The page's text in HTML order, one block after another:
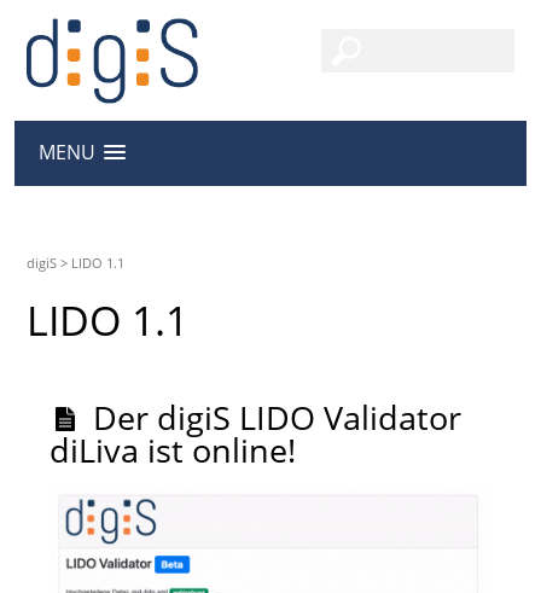
MENU
digiS > LIDO 1.1
LIDO 1.1
Der digiS LIDO Validator
diLiva ist online!